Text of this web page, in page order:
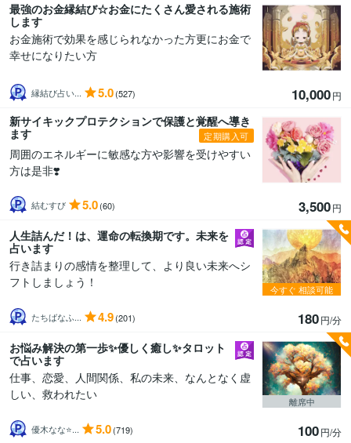
最強のお金縁結び☆お金にたくさん愛される施術
します
お金施術で効果を感じられなかった方更にお金で
幸せになりたい方
縁結び占い... 5.0(527) 10,000円
新サイキックプロテクションで保護と覚醒へ導き
ます
定期購入可
周囲のエネルギーに敏感な方や影響を受けやすい
方は是非❣️
結むすび 5.0(60) 3,500円
人生詰んだ！は、運命の転換期です。未来を
占います
行き詰まりの感情を整理して、より良い未来へシ
フトしましょう！
たちばなふ... 4.9(201) 180円/分
今すぐ 相談可能
お悩み解決の第一歩✨優しく癒し✨タロット
で占います
仕事、恋愛、人間関係、私の未来、なんとなく虚
しい、救われたい
優木なな⭐... 5.0(719) 100円/分
離席中